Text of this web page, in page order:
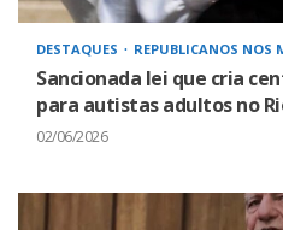
DESTAQUES REPUBLICANOS NOS
Sancionada lei que cria
para autistas adultos no
02/06/2026